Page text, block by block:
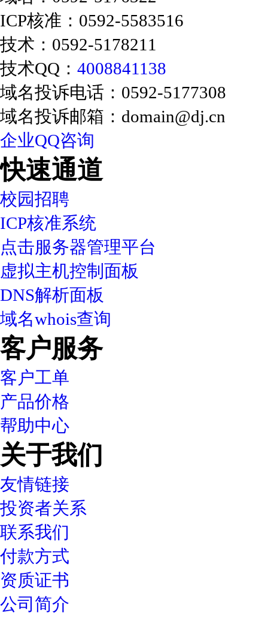
ICP核准：0592-5583516
技术：0592-5178211
技术QQ： 4008841138
域名投诉电话：0592-5177308
域名投诉邮箱：domain@dj.cn
企业QQ咨询
快速通道
校园招聘
ICP核准系统
点击服务器管理平台
虚拟主机控制面板
DNS解析面板
域名whois查询
客户服务
客户工单
产品价格
帮助中心
关于我们
友情链接
投资者关系
联系我们
付款方式
资质证书
公司简介